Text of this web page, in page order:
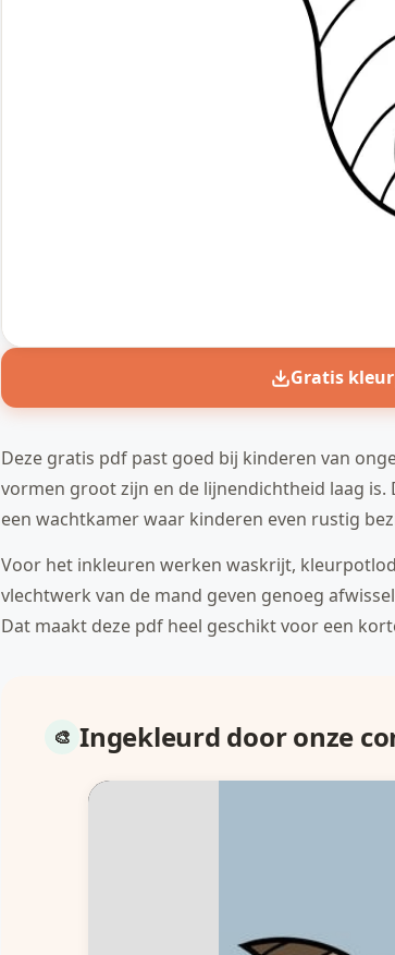
Gratis
Deze gratis pdf past goed bij kinderen van
vormen groot zijn en de lijnendichtheid laag
een wachtkamer waar kinderen even rustig
Voor het inkleuren werken waskrijt,
vlechtwerk van de mand geven genoeg
Dat maakt deze pdf heel geschikt voor een
Ingekleurd door onze